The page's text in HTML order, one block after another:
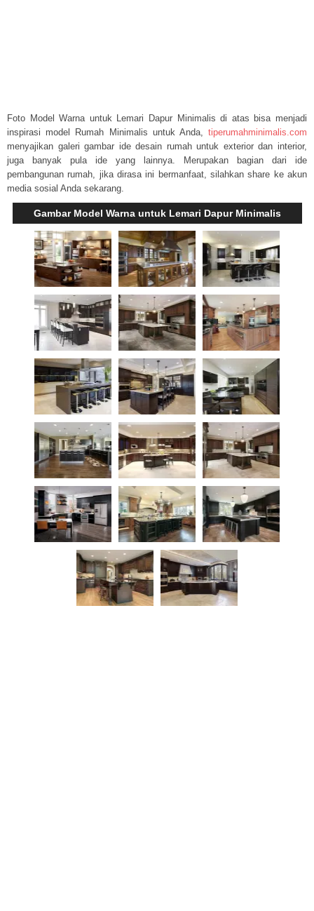
Foto Model Warna untuk Lemari Dapur Minimalis di atas bisa menjadi
inspirasi model Rumah Minimalis untuk Anda, tiperumahminimalis.com
menyajikan galeri gambar ide desain rumah untuk exterior dan interior,
juga banyak pula ide yang lainnya. Merupakan bagian dari ide
pembangunan rumah, jika dirasa ini bermanfaat, silahkan share ke akun
media sosial Anda sekarang.
Gambar Model Warna untuk Lemari Dapur Minimalis